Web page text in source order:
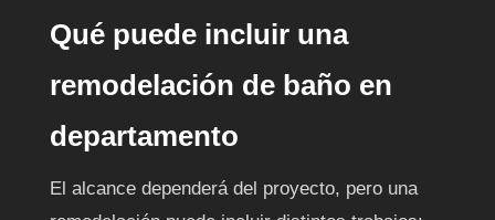
Qué puede incluir una
remodelación de baño en
departamento
El alcance dependerá del proyecto, pero una